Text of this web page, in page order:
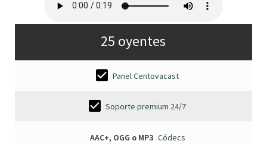
25 oyentes
Panel Centovacast
Soporte premium 24/7
AAC+, OGG o MP3 Códecs